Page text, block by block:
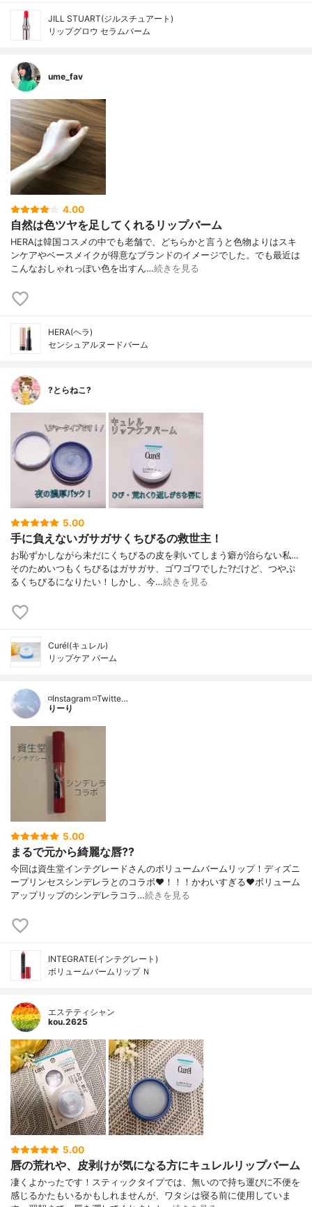
JILL STUART(ジルスチュアート)
リップグロウ セラムバーム
ume_fav
4.00
自然は色ツヤを足してくれるリップバーム
HERAは韓国コスメの中でも老舗で、どちらかと言うと色物よりはスキ
ンケアやベースメイクが得意なブランドのイメージでした。でも最近は
こんなおしゃれっぽい色を出すん…続きを見る
HERA(ヘラ)
センシュアルヌードバーム
?とらねこ?
5.00
手に負えないガサガサくちびるの救世主！
お恥ずかしながら未だにくちびるの皮を剥いてしまう癖が治らない私…
そのためいつもくちびるはガサガサ、ゴワゴワでした?だけど、つやぷ
るくちびるになりたい！しかし、今…続きを見る
Curél(キュレル)
リップケア バーム
◽️Instagram ◽️Twitte…
りーり
5.00
まるで元から綺麗な唇??
今回は資生堂インテグレードさんのボリュームバームリップ！ディズニ
ープリンセスシンデレラとのコラボ❤️！！！かわいすぎる❤️ボリューム
アップリップのシンデレラコラ…続きを見る
INTEGRATE(インテグレート)
ボリュームバームリップ Ｎ
エステティシャン
kou.2625
5.00
唇の荒れや、皮剥けが気になる方にキュレルリップバーム
凄くよかったです！スティックタイプでは、無いので持ち運びに不便を
感じるかたもいるかもしれませんが、ワタシは寝る前に使用していま